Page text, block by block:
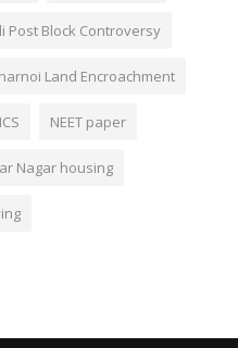
Post Block Controversy
Land Encroachment
NEET paper
Nagar housing